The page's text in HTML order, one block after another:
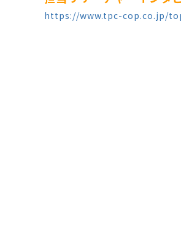
https://www.tpc-cop.co.jp/